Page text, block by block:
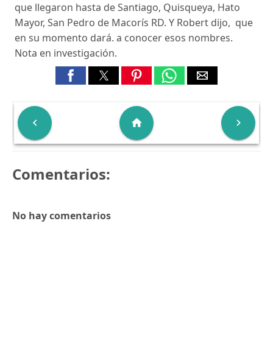
que llegaron hasta de Santiago, Quisqueya, Hato
Mayor, San Pedro de Macorís RD. Y Robert dijo, que
en su momento dará. a conocer esos nombres.
Nota en investigación.
 
home
Comentarios:
No hay comentarios